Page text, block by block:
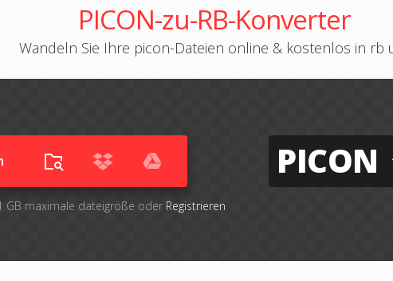
PICON-zu-RB-Konverter
Wandeln Sie Ihre picon-Dateien online & kostenlos in rb
GB maximale dateigröße oder Registrieren
PICON